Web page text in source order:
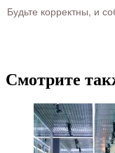
Будьте корректны, и
Смотрите